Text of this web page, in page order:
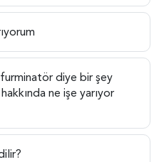
diye bir şey
ne işe yarıyor